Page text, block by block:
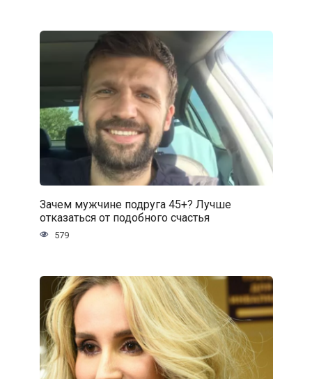
Зачем мужчине подруга 45+? Лучше
отказаться от подобного счастья
579